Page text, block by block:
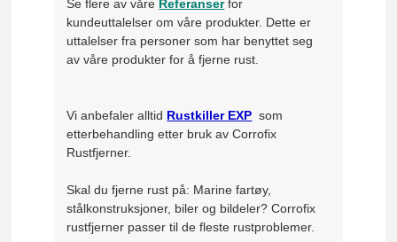
Se flere av våre Referanser for
kundeuttalelser om våre produkter. Dette er
uttalelser fra personer som har benyttet seg
av våre produkter for å fjerne rust.
Vi anbefaler alltid Rustkiller EXP som
etterbehandling etter bruk av Corrofix
Rustfjerner.
Skal du fjerne rust på: Marine fartøy,
stålkonstruksjoner, biler og bildeler? Corrofix
rustfjerner passer til de fleste rustproblemer.